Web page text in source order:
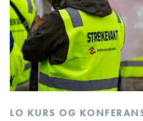
LO KURS OG